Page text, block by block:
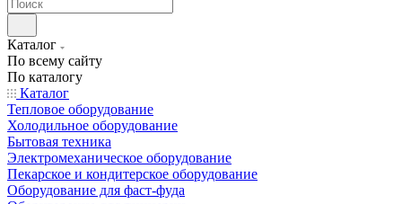
Каталог
По всему сайту
По каталогу
Каталог
Тепловое оборудование
Холодильное оборудование
Бытовая техника
Электромеханическое оборудование
Пекарское и кондитерское оборудование
Оборудование для фаст-фуда